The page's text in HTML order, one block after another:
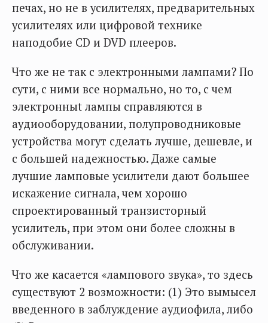
печах, но не в усилителях, предварительных
усилителях или цифровой технике
наподобие CD и DVD плееров.
Что же не так с электронными лампами? По
сути, с ними все нормально, но то, с чем
электронныt лампы справляются в
аудиооборудовании, полупроводниковые
устройства могут сделать лучше, дешевле, и
с большей надежностью. Даже самые
лучшие ламповые усилители дают большее
искажение сигнала, чем хорошо
спроектированный транзисторный
усилитель, при этом они более сложны в
обслуживании.
Что же касается «лампового звука», то здесь
существуют 2 возможности: (1) Это вымысел
введенного в заблуждение аудиофила, либо